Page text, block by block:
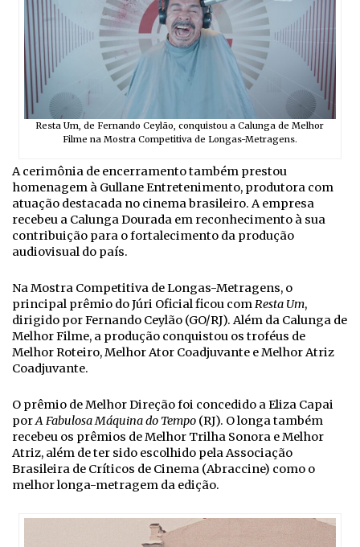
Resta Um, de Fernando Ceylão, conquistou a Calunga de Melhor
Filme na Mostra Competitiva de Longas-Metragens.
A cerimônia de encerramento também prestou
homenagem à Gullane Entretenimento, produtora com
atuação destacada no cinema brasileiro. A empresa
recebeu a Calunga Dourada em reconhecimento à sua
contribuição para o fortalecimento da produção
audiovisual do país.
Na Mostra Competitiva de Longas-Metragens, o
principal prêmio do Júri Oficial ficou comResta Um,
dirigido por Fernando Ceylão (GO/RJ). Além da Calunga de
Melhor Filme, a produção conquistou os troféus de
Melhor Roteiro, Melhor Ator Coadjuvante e Melhor Atriz
Coadjuvante.
O prêmio de Melhor Direção foi concedido a Eliza Capai
porA Fabulosa Máquina do Tempo (RJ). O longa também
recebeu os prêmios de Melhor Trilha Sonora e Melhor
Atriz, além de ter sido escolhido pela Associação
Brasileira de Críticos de Cinema (Abraccine) como o
melhor longa-metragem da edição.